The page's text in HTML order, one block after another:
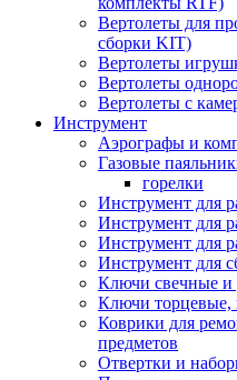
Вертолеты для
сборки KIT)
Вертолеты
Вертолеты
Вертолеты с
Инструмент
Аэрографы и
Газовые
горелки
Инструмент для
Инструмент для
Инструмент для
Инструмент для
Ключи свечные и
Ключи торцевые,
Коврики для
предметов
Отвертки и